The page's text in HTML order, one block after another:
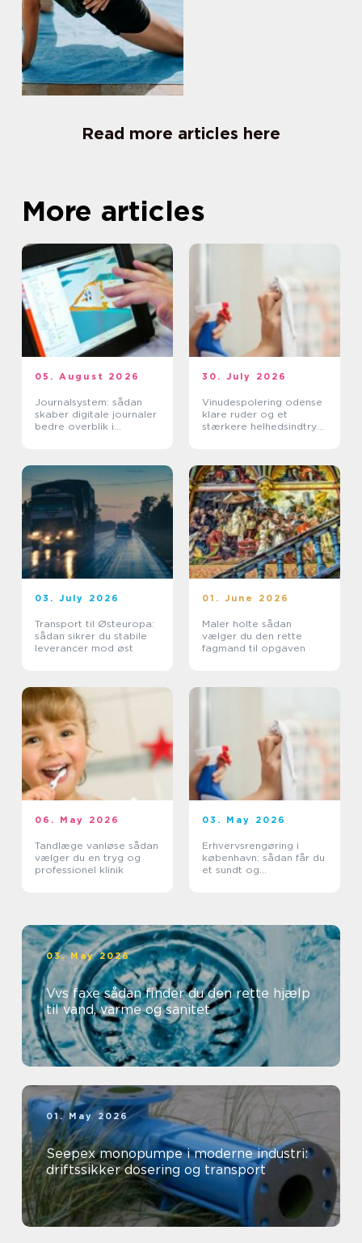
Read more articles here
More articles
05. August 2026
Journalsystem: sådan
skaber digitale journaler
bedre overblik i
30. July 2026
Vinudespolering odense
klare ruder og et
stærkere helhedsindtryk
03. July 2026
Transport til Østeuropa:
sådan sikrer du stabile
leverancer mod øst
01. June 2026
Maler holte sådan
vælger du den rette
fagmand til opgaven
06. May 2026
Tandlæge vanløse sådan
vælger du en tryg og
professionel klinik
03. May 2026
Erhvervsrengøring i
københavn: sådan får du
et sundt og
03. May 2026
Vvs faxe sådan finder du den rette hjælp
til vand, varme og sanitet
01. May 2026
Seepex monopumpe i moderne industri:
driftssikker dosering og transport